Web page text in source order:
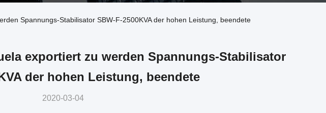
Spannungs-Stabilisator SBW-F-2500KVA der hohen Leistung, beendete
exportiert zu werden Spannungs-Stabilisator
der hohen Leistung, beendete
2020-03-04